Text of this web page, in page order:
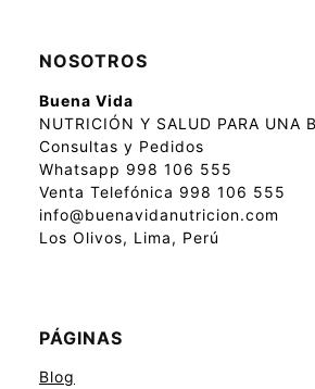
NOSOTROS
Buena Vida
NUTRICIÓN Y SALUD PARA UNA
Consultas y Pedidos
Whatsapp 998 106 555
Venta Telefónica 998 106 555
info@buenavidanutricion.com
Los Olivos, Lima, Perú
PÁGINAS
Blog